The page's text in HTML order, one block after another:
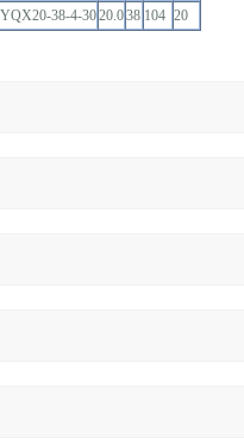
YQX20-38-4-3020.038 104 20